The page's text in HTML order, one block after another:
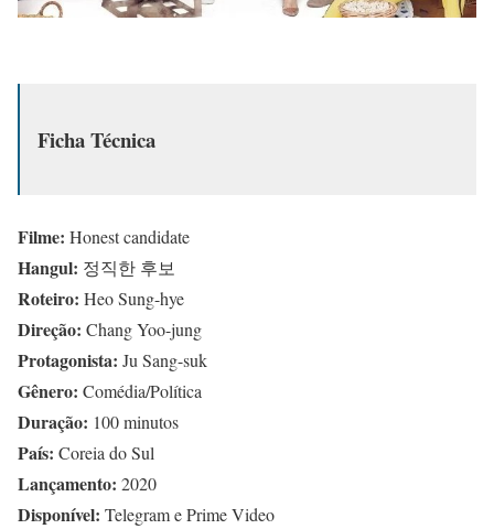
Ficha Técnica
Filme: Honest candidate
Hangul: 정직한 후보
Roteiro: Heo Sung-hye
Direção: Chang Yoo-jung
Protagonista: Ju Sang-suk
Gênero: Comédia/Política
Duração: 100 minutos
País: Coreia do Sul
Lançamento: 2020
Disponível: Telegram e Prime Video